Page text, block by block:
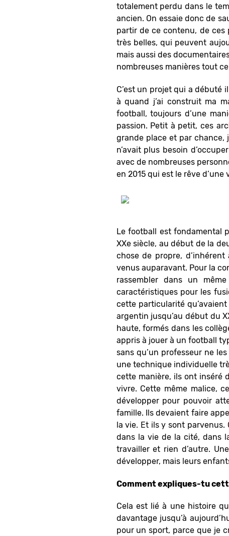
totalement perdu dans le
ancien. On essaie donc de
partir de ce contenu, de ces
très belles, qui peuvent
mais aussi des
nombreuses manières tout
C’est un projet qui a débuté
à quand j’ai construit ma
football, toujours d’une
passion. Petit à petit, ces
grande place et par chance,
n’avait plus besoin
avec de nombreuses
en 2015 qui est le rêve d’une
Le football est fondamental
XXe siècle, au début de la
chose de propre,
venus auparavant. Pour la
rassembler dans un
caractéristiques pour les
cette particularité qu’avaient
argentin jusqu’au début du
haute, formés dans les
appris à jouer à un football
sans qu’un professeur ne
une technique individuelle
cette manière, ils ont inséré
vivre. Cette même malice,
développer pour pouvoir
famille. Ils devaient faire
la vie. Et ils y sont
dans la vie de la cité, dans
travailler et rien d’autre.
développer, mais leurs
Comment expliques-tu
Cela est lié à une histoire
davantage jusqu’à
pour un sport, parce que je